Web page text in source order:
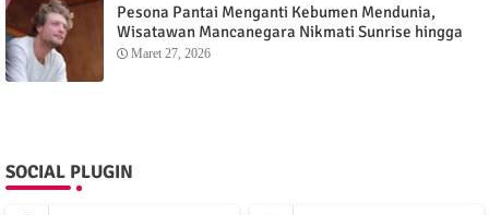
Pesona Pantai Menganti Kebumen Mendunia,
Wisatawan Mancanegara Nikmati Sunrise hingga
Sunset dari Menganti Cottage
Maret 27, 2026
SOCIAL PLUGIN